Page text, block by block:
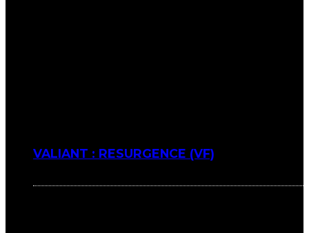
VALIANT : RESURGENCE (VF)